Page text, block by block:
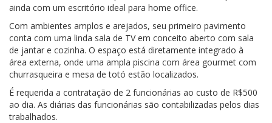
ainda com um escritório ideal para home office.
Com ambientes amplos e arejados, seu primeiro pavimento
conta com uma linda sala de TV em conceito aberto com sala
de jantar e cozinha. O espaço está diretamente integrado à
área externa, onde uma ampla piscina com área gourmet com
churrasqueira e mesa de totó estão localizados.
É requerida a contratação de 2 funcionárias ao custo de R$500
ao dia. As diárias das funcionárias são contabilizadas pelos dias
trabalhados.